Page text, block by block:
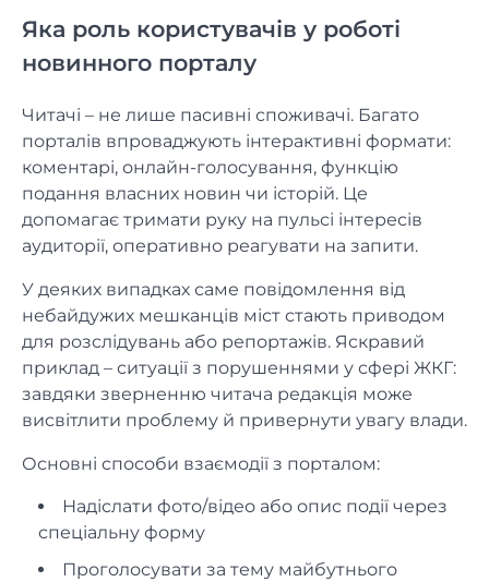
Яка роль користувачів у роботі
новинного порталу
Читачі – не лише пасивні споживачі. Багато
порталів впроваджують інтерактивні формати:
коментарі, онлайн-голосування, функцію
подання власних новин чи історій. Це
допомагає тримати руку на пульсі інтересів
аудиторії, оперативно реагувати на запити.
У деяких випадках саме повідомлення від
небайдужих мешканців міст стають приводом
для розслідувань або репортажів. Яскравий
приклад – ситуації з порушеннями у сфері ЖКГ:
завдяки зверненню читача редакція може
висвітлити проблему й привернути увагу влади.
Основні способи взаємодії з порталом:
Надіслати фото/відео або опис події через
спеціальну форму
Проголосувати за тему майбутнього